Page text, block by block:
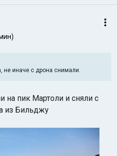
не иначе с дрона снимали.
на пик Мартоли и сняли с
из Бильджу